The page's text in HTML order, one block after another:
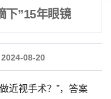
下”15年眼镜
2024-08-20
近视手术？”，答案